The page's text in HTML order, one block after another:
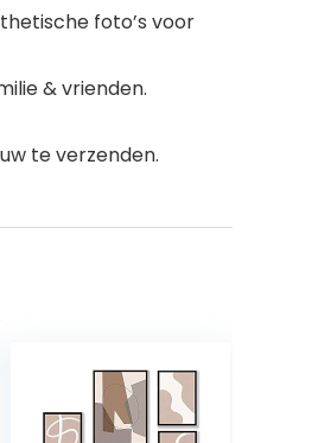
foto’s voor
& vrienden.
te verzenden.